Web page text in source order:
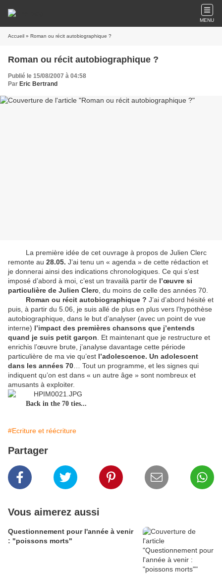
MENU
Accueil » Roman ou récit autobiographique ?
Roman ou récit autobiographique ?
Publié le 15/08/2007 à 04:58
Par Eric Bertrand
La première idée de cet ouvrage à propos de Julien Clerc
remonte au 28.05. J’ai tenu un « agenda » de cette rédaction et
je donnerai ainsi des indications chronologiques. Ce qui s’est
imposé d’abord à moi, c’est un travailà partir de l’œuvre si
particulière de Julien Clerc , du moins de celle des années 70.
Roman ou récit autobiographique ? J’ai d’abord hésité et
puis, à partir du 5.06, je suis allé de plus en plus vers l’hypothèse
autobiographique, dans le but d’analyser (avec un point de vue
interne) l’impact des premières chansons que j’entends
quand je suis petit garçon . Et maintenant que je restructure et
enrichis l’œuvre brute, j’analyse davantage cette période
particulière de ma vie qu’est l’adolescence. Un adolescent
dans les années 70 … Tout un programme, et les signes qui
indiquent qu’on est dans « un autre âge » sont nombreux et
amusants à exploiter.
Back in the 70 ties...
#Ecriture et réécriture
Partager
Vous aimerez aussi
Questionnement pour l'année à venir
: "poissons morts"